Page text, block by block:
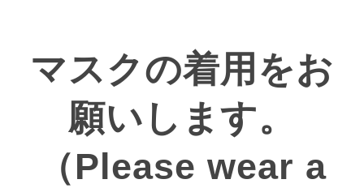
マスクの着用をお
願いします。
（Please wear a